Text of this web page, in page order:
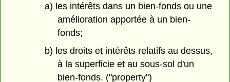
a) les intérêts dans un bien-fonds ou une
amélioration apportée à un bien-
fonds;
b) les droits et intérêts relatifs au dessus,
à la superficie et au sous-sol d'un
bien-fonds. ("property")